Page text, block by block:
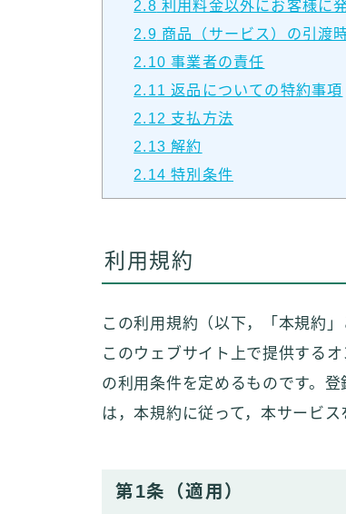
2.8 利用料金以外にお客様に
2.9 商品（サービス）の引渡
2.10 事業者の責任
2.11 返品についての特約事項
2.12 支払方法
2.13 解約
2.14 特別条件
利用規約
この利用規約（以下，「本規約
このウェブサイト上で提供する
の利用条件を定めるものです。
は，本規約に従って，本サービス
第1条（適用）